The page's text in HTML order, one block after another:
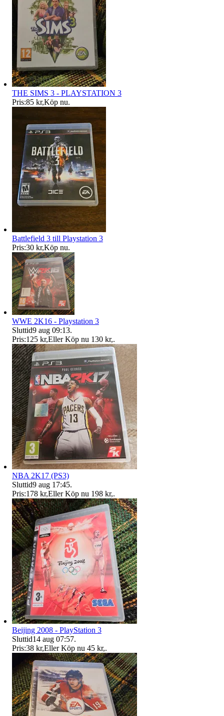
THE SIMS 3 - PLAYSTATION 3
Pris:85 kr,Köp nu.
Battlefield 3 till Playstation 3
Pris:30 kr,Köp nu.
WWE 2K16 - Playstation 3
Sluttid9 aug 09:13.
Pris:125 kr,Eller Köp nu 130 kr,.
NBA 2K17 (PS3)
Sluttid9 aug 17:45.
Pris:178 kr,Eller Köp nu 198 kr,.
Beijing 2008 - PlayStation 3
Sluttid14 aug 07:57.
Pris:38 kr,Eller Köp nu 45 kr,.